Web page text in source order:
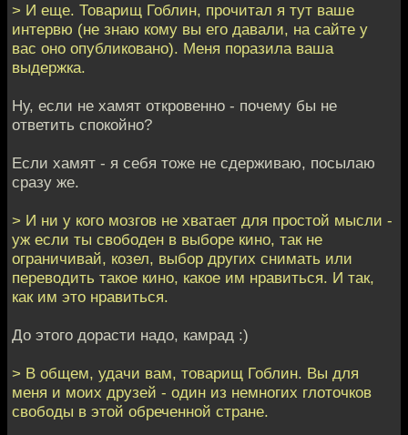
> И еще. Товарищ Гоблин, прочитал я тут ваше
интервю (не знаю кому вы его давали, на сайте у
вас оно опубликовано). Меня поразила ваша
выдержка.
Ну, если не хамят откровенно - почему бы не
ответить спокойно?
Если хамят - я себя тоже не сдерживаю, посылаю
сразу же.
> И ни у кого мозгов не хватает для простой мысли -
уж если ты свободен в выборе кино, так не
ограничивай, козел, выбор других снимать или
переводить такое кино, какое им нравиться. И так,
как им это нравиться.
До этого дорасти надо, камрад :)
> В общем, удачи вам, товарищ Гоблин. Вы для
меня и моих друзей - один из немногих глоточков
свободы в этой обреченной стране.